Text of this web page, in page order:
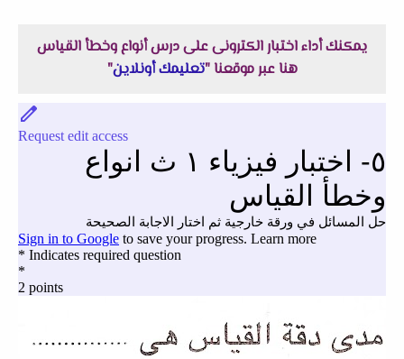
يمكنك أداء اختبار الكترونى على درس أنواع وخطأ القياس
هنا عبر موقعنا "تعليمك أونلاين"